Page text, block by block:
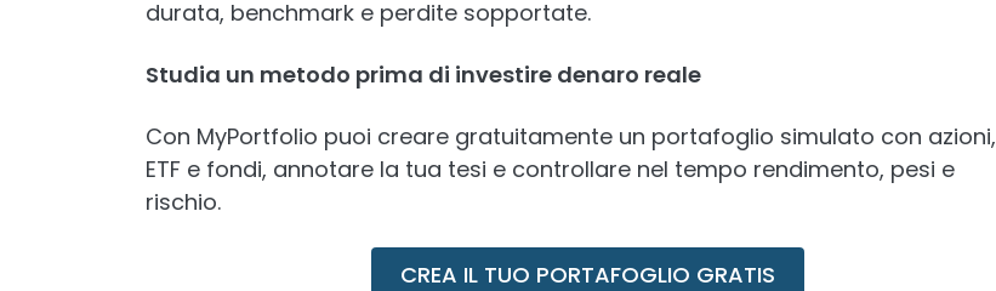
durata, benchmark e perdite sopportate.
Studia un metodo prima di investire denaro reale
Con MyPortfolio puoi creare gratuitamente un portafoglio simulato con azioni,
ETF e fondi, annotare la tua tesi e controllare nel tempo rendimento, pesi e
rischio.
CREA IL TUO PORTAFOGLIO GRATIS